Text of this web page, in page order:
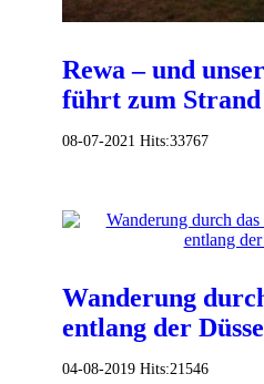
Rewa – und
führt zum Strand
08-07-2021 Hits:33767
Wanderung
entlang der
04-08-2019 Hits:21546